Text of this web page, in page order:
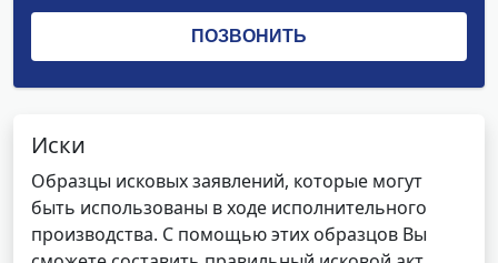
Иски
Образцы исковых заявлений, которые могут
быть использованы в ходе исполнительного
производства. С помощью этих образцов Вы